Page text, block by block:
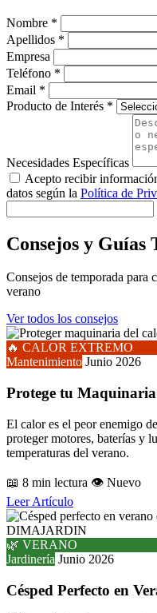
Nombre *
Apellidos *
Empresa
Teléfono *
Email *
Producto de Interés *
Necesidades Específicas
Acepto recibir
datos según la Política de
Consejos y Guías
Consejos de temporada para
verano
Ver todos los consejos
🔥 CALOR EXTREMO
Mantenimiento Junio 2026
Protege tu
El calor es el peor enemigo
proteger motores, baterías y
temperaturas del verano.
📖 8 min lectura 👁️ Nuevo
Leer Artículo
🌿 VERANO
Jardinería Junio 2026
Césped Perfecto en